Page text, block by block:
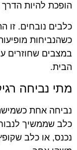
הופכת להיות
כלבים נובחים. זו
כשהנביחות
במצבים שחוזרים
הבית.
מתי נביחה
נביחה אחת
כלב שממשיך
נכנס, או כלב